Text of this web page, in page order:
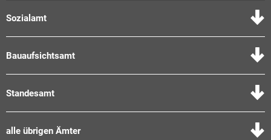
Sozialamt
Bauaufsichtsamt
Standesamt
alle übrigen Ämter